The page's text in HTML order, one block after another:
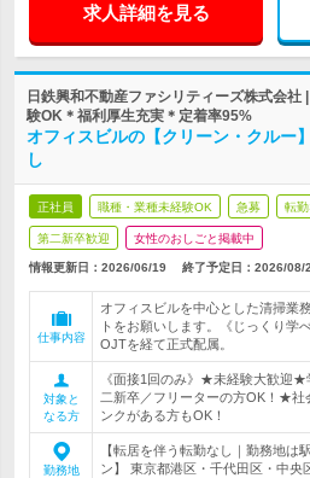
求人詳細を見る
日鉄興和不動産ファシリティーズ株式会
験OK＊福利厚生充実＊定着率95%
オフィスビルの【クリーン・クル
し
正社員 職種・業種未経験OK 急募 転勤
第二新卒歓迎 女性のおしごと掲載中
情報更新日：2026/06/19 終了予定日： 2026/08/
仕事内容
オフィスビルを中心とした清掃業
トをお願いします。《じっくり
OJTを経て正式配属。
対象と
なる方
《面接1回のみ》★未経験大歓迎
二新卒／フリーターの方OK！★社
ンクがある方もOK！
勤務地
【転居を伴う転勤なし｜勤務地は
ン】 東京都港区・千代田区・中央